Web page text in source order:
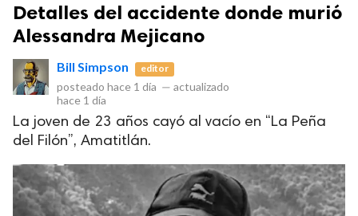
Detalles del accidente donde murió
Alessandra Mejicano
Bill Simpson editor
posteado hace 1 día — actualizado
hace 1 día
La joven de 23 años cayó al vacío en “La Peña
del Filón”, Amatitlán.